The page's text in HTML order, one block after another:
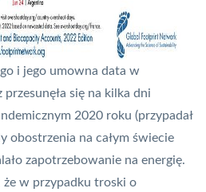
i jego umowna data w
się na kilka dni
2020 roku (przypadał
obostrzenia na całym świecie
zapotrzebowanie na energię.
w przypadku troski o